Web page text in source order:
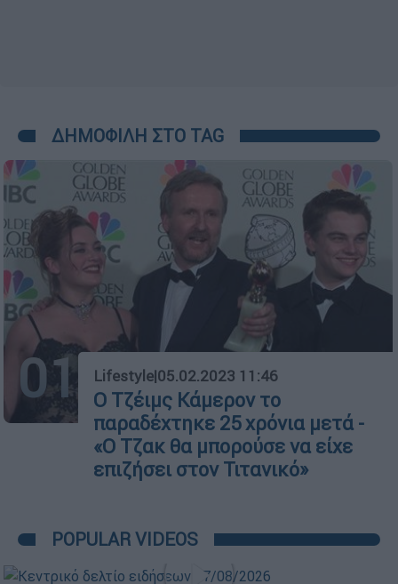
ΔΗΜΟΦΙΛΗ ΣΤΟ TAG
01 Lifestyle|05.02.2023 11:46
Ο Τζέιμς Κάμερον το
παραδέχτηκε 25 χρόνια μετά -
«Ο Τζακ θα μπορούσε να είχε
επιζήσει στον Τιτανικό»
POPULAR VIDEOS